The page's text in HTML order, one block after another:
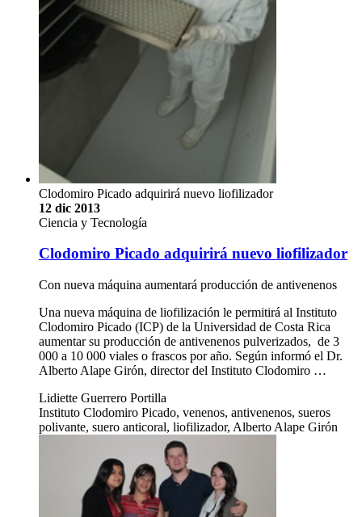
Clodomiro Picado adquirirá nuevo liofilizador
12 dic 2013
Ciencia y Tecnología
Clodomiro Picado adquirirá nuevo liofilizador
Con nueva máquina aumentará producción de antivenenos
Una nueva máquina de liofilización le permitirá al Instituto
Clodomiro Picado (ICP) de la Universidad de Costa Rica
aumentar su producción de antivenenos pulverizados, de 3
000 a 10 000 viales o frascos por año. Según informó el Dr.
Alberto Alape Girón, director del Instituto Clodomiro …
Lidiette Guerrero Portilla
Instituto Clodomiro Picado, venenos, antivenenos, sueros
polivante, suero anticoral, liofilizador, Alberto Alape Girón